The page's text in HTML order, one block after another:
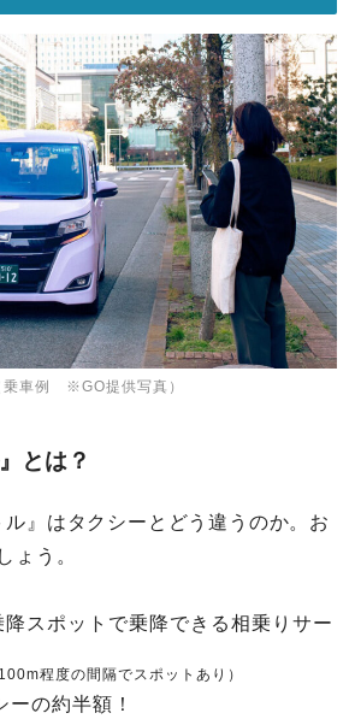
乗車例 ※GO提供写真）
とは？
ル』はタクシーとどう違うのか。お
ょう。
スポットで乗降できる相乗りサー
程度の間隔でスポットあり）
ーの約半額！